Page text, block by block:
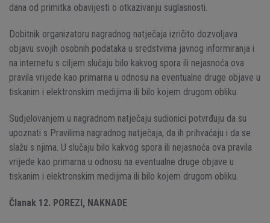
dana od primitka obavijesti o otkazivanju suglasnosti.
Dobitnik organizatoru nagradnog natječaja izričito dozvoljava
objavu svojih osobnih podataka u sredstvima javnog informiranja i
na internetu s ciljem slučaju bilo kakvog spora ili nejasnoća ova
pravila vrijede kao primarna u odnosu na eventualne druge objave u
tiskanim i elektronskim medijima ili bilo kojem drugom obliku.
Sudjelovanjem u nagradnom natječaju sudionici potvrđuju da su
upoznati s Pravilima nagradnog natječaja, da ih prihvaćaju i da se
slažu s njima. U slučaju bilo kakvog spora ili nejasnoća ova pravila
vrijede kao primarna u odnosu na eventualne druge objave u
tiskanim i elektronskim medijima ili bilo kojem drugom obliku.
Članak 12. POREZI, NAKNADE